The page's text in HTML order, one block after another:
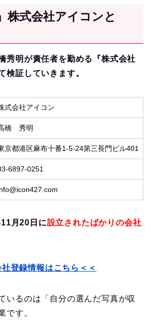
株式会社アイコンと
秀明が責任者を勤める『株式会社
検証していきます。
式会社アイコン
橋 秀明
京都港区麻布十番1-5-24第三長門ビル401
6897-0251
月20日に設立されたばかりの会社
社登録情報はこちら＜＜
いるのは「自分の選んだ写真が収
です。